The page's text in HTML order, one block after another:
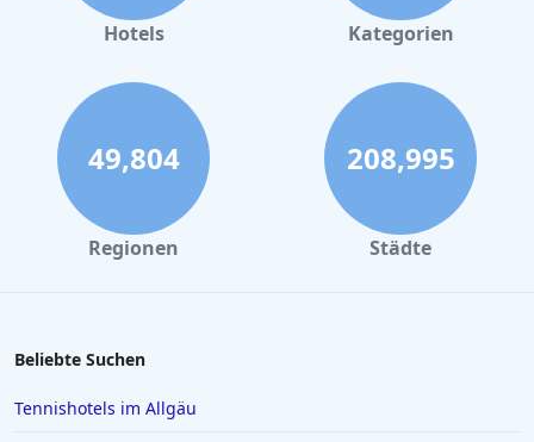
Hotels Kategorien
49,804
Regionen
208,995
Städte
Beliebte Suchen
Tennishotels im Allgäu